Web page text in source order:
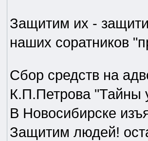
Защитим их -
наших соратников
Сбор средств на
К.П.Петрова "Тайны
В Новосибирске
Защитим людей!